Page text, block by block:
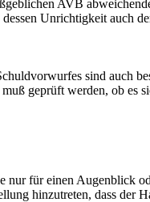
AVB
Unrichtigkeit auch
sind auch
geprüft werden, ob es
nur für einen Augenblick
hinzutreten, dass der